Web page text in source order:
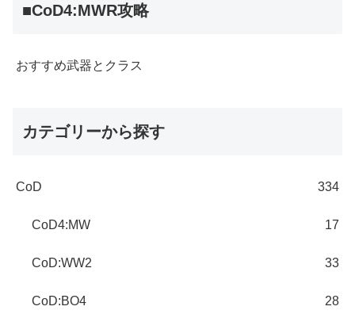
■CoD4:MWR攻略
おすすめ武器とクラス
カテゴリーから探す
CoD 334
CoD4:MW 17
CoD:WW2 33
CoD:BO4 28